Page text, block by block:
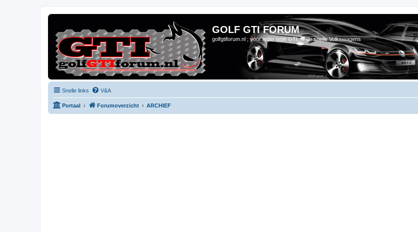
GOLF GTI FORUM
golfgtiforum.nl ; voor ieder type GTI, R en snelle Volkswagens
Snelle links V&A
Portaal Forumoverzicht ARCHIEF